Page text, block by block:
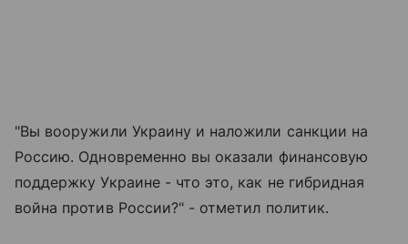
"Вы вооружили Украину и наложили санкции на
Россию. Одновременно вы оказали финансовую
поддержку Украине - что это, как не гибридная
война против России?" - отметил политик.